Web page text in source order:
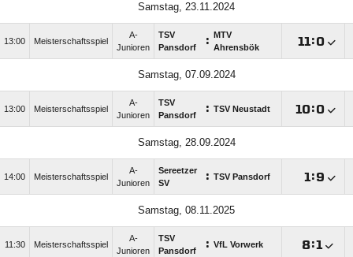
Samstag, 23.11.2024
13:00 Meisterschaftsspiel
A-
Junioren
TSV
Pansdorf
:
MTV
Ahrensbök
:
Samstag, 07.09.2024
13:00 Meisterschaftsspiel
A-
Junioren
TSV
Pansdorf
: TSV Neustadt :
Samstag, 28.09.2024
14:00 Meisterschaftsspiel
A-
Junioren
Sereetzer
SV
: TSV Pansdorf :
Samstag, 08.11.2025
11:30 Meisterschaftsspiel
A-
Junioren
TSV
Pansdorf
: VfL Vorwerk :